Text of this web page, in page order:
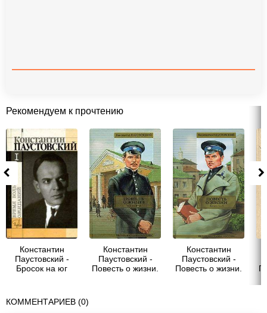
Рекомендуем к прочтению
Константин
Паустовский -
Бросок на юг
Константин
Паустовский -
Повесть о жизни.
Константин
Паустовский -
Повесть о жизни.
КОММЕНТАРИЕВ (0)